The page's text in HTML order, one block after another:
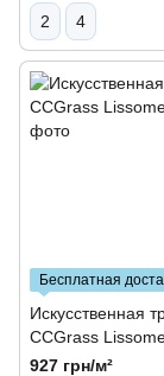
2 4
Бесплатная
Искусственная
CCGrass
927 грн/м²